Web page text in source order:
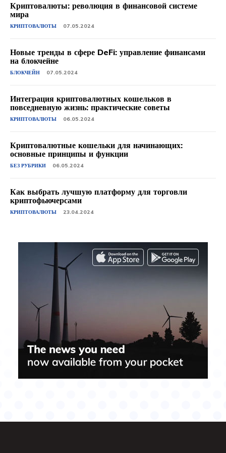
Криптовалюты: революция в финансовой системе
мира
КРИПТОВАЛЮТЫ 07.05.2024
Новые тренды в сфере DeFi: управление финансами
на блокчейне
БЛОКЧЕЙН 07.05.2024
Интеграция криптовалютных кошельков в
повседневную жизнь: практические советы
КРИПТОВАЛЮТЫ 06.05.2024
Криптовалютные кошельки для начинающих:
основные принципы и функции
БЕЗ РУБРИКИ 06.05.2024
Как выбрать лучшую платформу для торговли
криптофьючерсами
КРИПТОВАЛЮТЫ 23.04.2024